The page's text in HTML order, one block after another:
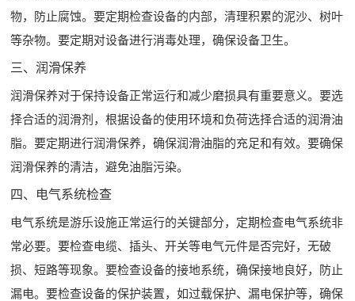
物，防止腐蚀。要定期检查设备的内部，清理积累的泥沙、树叶
等杂物。要定期对设备进行消毒处理，确保设备卫生。
三、润滑保养
润滑保养对于保持设备正常运行和减少磨损具有重要意义。要选
择合适的润滑剂，根据设备的使用环境和负荷选择合适的润滑油
脂。要定期进行润滑保养，确保润滑油脂的充足和有效。要确保
润滑保养的清洁，避免油脂污染。
四、电气系统检查
电气系统是游乐设施正常运行的关键部分，定期检查电气系统非
常必要。要检查电缆、插头、开关等电气元件是否完好，无破
损、短路等现象。要检查设备的接地系统，确保接地良好，防止
漏电。要检查设备的保护装置，如过载保护、漏电保护等，确保